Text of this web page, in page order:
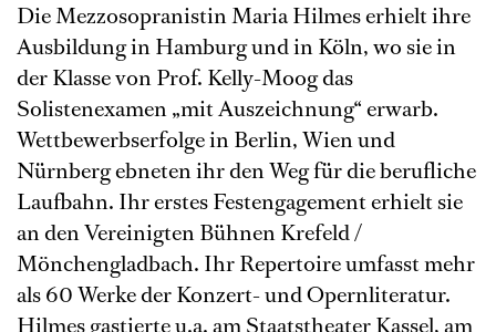
Die Mezzosopranistin Maria Hilmes erhielt ihre
Ausbildung in Hamburg und in Köln, wo sie in
der Klasse von Prof. Kelly-Moog das
Solistenexamen „mit Auszeichnung“ erwarb.
Wettbewerbserfolge in Berlin, Wien und
Nürnberg ebneten ihr den Weg für die berufliche
Laufbahn. Ihr erstes Festengagement erhielt sie
an den Vereinigten Bühnen Krefeld /
Mönchengladbach. Ihr Repertoire umfasst mehr
als 60 Werke der Konzert- und Opernliteratur.
Hilmes gastierte u.a. am Staatstheater Kassel, am